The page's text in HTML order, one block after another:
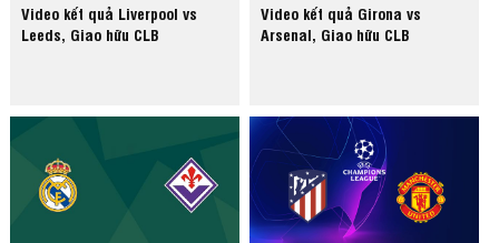
Video kết quả Liverpool vs
Leeds, Giao hữu CLB
Video kết quả Girona vs
Arsenal, Giao hữu CLB